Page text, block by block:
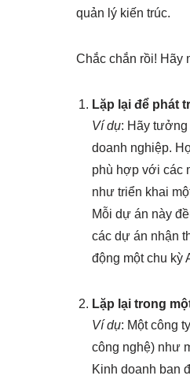
quản lý kiến trúc.
Chắc chắn rồi! Hãy
Lặp lại để phát
Ví dụ: Hãy tưởng
doanh nghiệp.
phù hợp với các
như triển khai
Mỗi dự án này
các dự án nhận
động một chu kỳ
Lặp lại trong
Ví dụ: Một công
công nghệ) như
Kinh doanh ban